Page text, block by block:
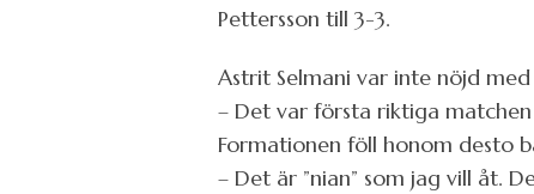
Pettersson till 3-3.
Astrit Selmani var inte nöjd
– Det var första riktiga
Formationen föll honom desto
– Det är ”nian” som jag vill åt.